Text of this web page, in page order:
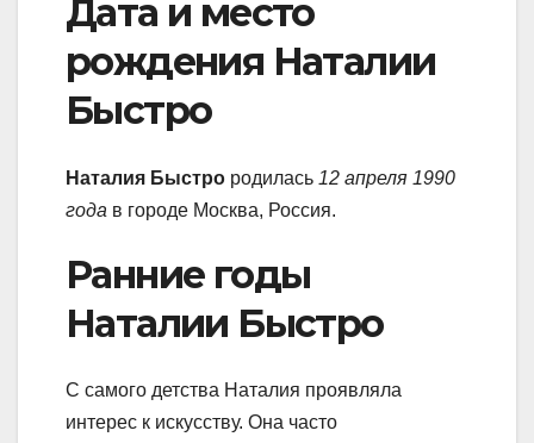
Дата и место
рождения Наталии
Быстро
Наталия Быстро родилась 12 апреля 1990
года в городе Москва, Россия.
Ранние годы
Наталии Быстро
С самого детства Наталия проявляла
интерес к искусству. Она часто